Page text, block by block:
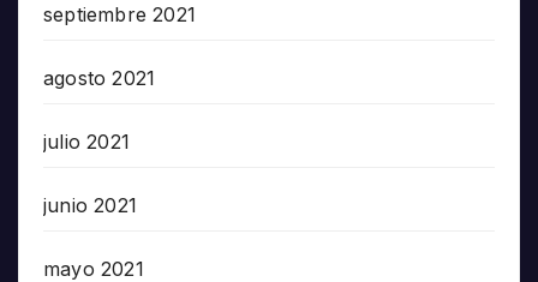
septiembre 2021
agosto 2021
julio 2021
junio 2021
mayo 2021